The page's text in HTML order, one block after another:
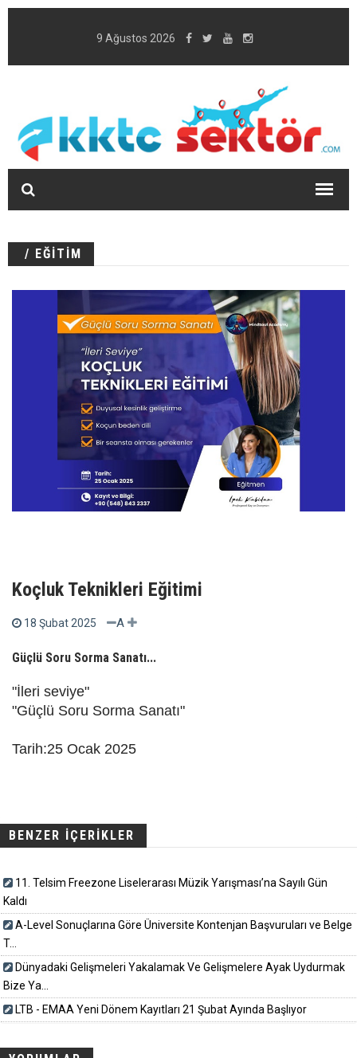
9 Ağustos 2026
/ EĞİTİM
Koçluk Teknikleri Eğitimi
18 Şubat 2025 A
Güçlü Soru Sorma Sanatı...
"İleri seviye"
"Güçlü Soru Sorma Sanatı"
Tarih:25 Ocak 2025
BENZER İÇERİKLER
11. Telsim Freezone Liselerarası Müzik Yarışması’na Sayılı Gün
Kaldı
A-Level Sonuçlarına Göre Üniversite Kontenjan Başvuruları ve Belge
T...
Dünyadaki Gelişmeleri Yakalamak Ve Gelişmelere Ayak Uydurmak
Bize Ya...
LTB - EMAA Yeni Dönem Kayıtları 21 Şubat Ayında Başlıyor